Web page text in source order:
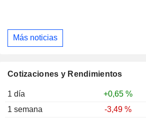
Más noticias
Cotizaciones y Rendimientos
1 día
+0,65 %
1 semana
-3,49 %